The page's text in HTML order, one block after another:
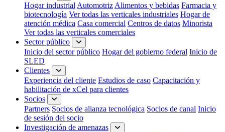
Hogar industrial Automotriz Alimentos y bebidas Farmacia y
biotecnología Ver todas las verticales industriales Hogar de
atención médica Casa comercial Centros de datos Minorista
Ver todas las verticales comerciales
Sector público
Inicio del sector público Hogar del gobierno federal Inicio de
SLED
Clientes
Experiencia del cliente Estudios de caso Capacitación y
habilitación de xCel para clientes
Socios
Partners Socios de alianza tecnológica Socios de canal Inicio
de sesión del socio
Investigación de amenazas